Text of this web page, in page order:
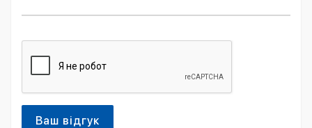
Ваш відгук